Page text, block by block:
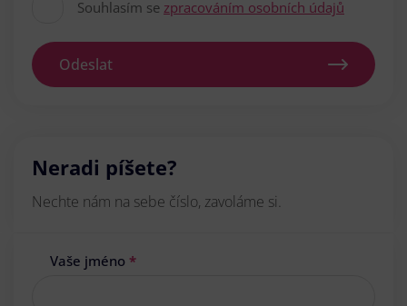
Souhlasím se zpracováním osobních údajů
Odeslat
Neradi píšete?
Nechte nám na sebe číslo, zavoláme si.
Vaše jméno *